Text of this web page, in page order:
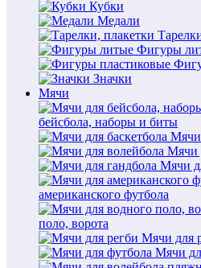
Кубки
Медали
Фигуры
Значки
Мячи
бейсбола, наборы и биты
Мячи
Мячи
Мячи
американского футбола
поло, ворота
Мячи для
Мячи